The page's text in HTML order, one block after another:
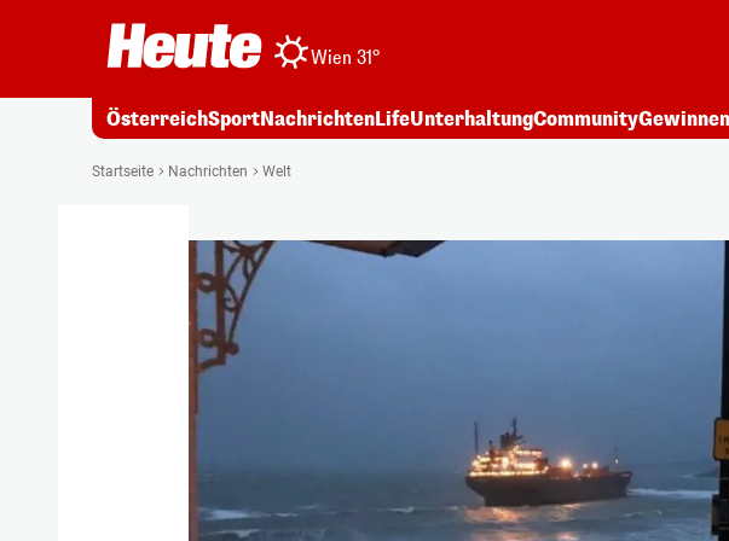
Wien 31°
ÖsterreichSportNachrichtenLifeUnterhaltungCommunityGewinnen
Startseite Nachrichten Welt